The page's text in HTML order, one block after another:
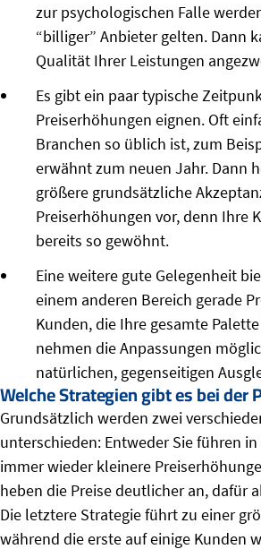
zur psychologischen Falle
“billiger” Anbieter gelten. Dann
Qualität Ihrer Leistungen
Es gibt ein paar typische
Preiserhöhungen eignen. Oft
Branchen so üblich ist, zum
erwähnt zum neuen Jahr. Dann
größere grundsätzliche
Preiserhöhungen vor, denn Ihre
bereits so gewöhnt.
Eine weitere gute Gelegenheit
einem anderen Bereich gerade
Kunden, die Ihre gesamte
nehmen die Anpassungen
natürlichen, gegenseitigen
Welche Strategien gibt es bei der
Grundsätzlich werden zwei
unterschieden: Entweder Sie führen
immer wieder kleinere
heben die Preise deutlicher an, dafür
Die letztere Strategie führt zu einer
während die erste auf einige Kunden